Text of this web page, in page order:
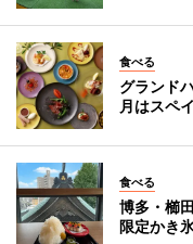
食べる
グランド
月はスペ
食べる
博多・櫛
限定かき